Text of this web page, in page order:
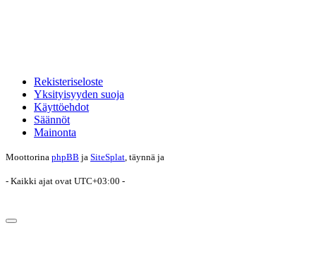
Rekisteriseloste
Yksityisyyden suoja
Käyttöehdot
Säännöt
Mainonta
Moottorina phpBB ja SiteSplat, täynnä ja
- Kaikki ajat ovat UTC+03:00 -